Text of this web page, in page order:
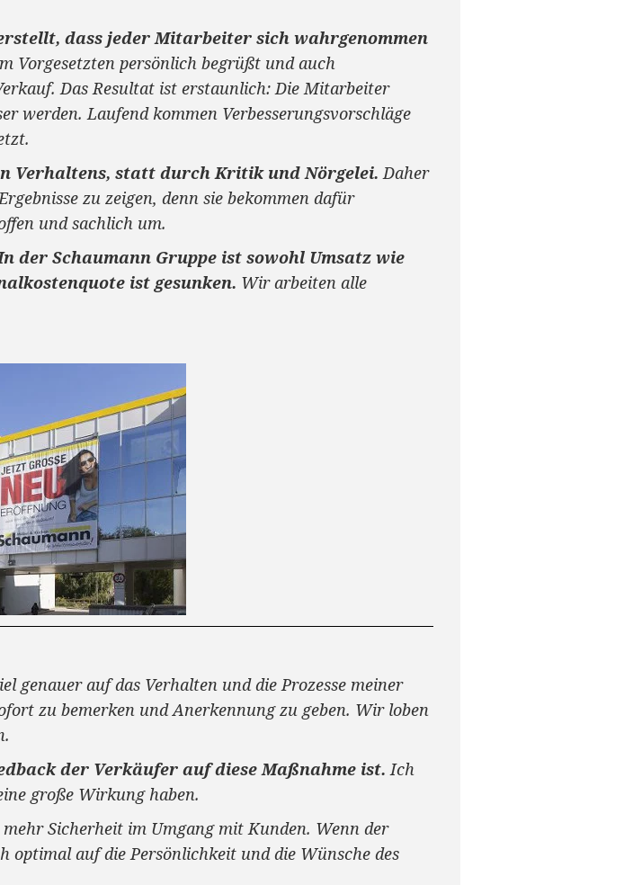
dass jeder Mitarbeiter sich wahrgenommen
Vorgesetzten persönlich begrüßt und auch
Das Resultat ist erstaunlich: Die Mitarbeiter
werden. Laufend kommen Verbesserungsvorschläge
Verhaltens, statt durch Kritik und Nörgelei. Daher
zu zeigen, denn sie bekommen dafür
und sachlich um.
Schaumann Gruppe ist sowohl Umsatz wie
ist gesunken. Wir arbeiten alle
genauer auf das Verhalten und die Prozesse meiner
zu bemerken und Anerkennung zu geben. Wir loben
der Verkäufer auf diese Maßnahme ist. Ich
große Wirkung haben.
Sicherheit im Umgang mit Kunden. Wenn der
optimal auf die Persönlichkeit und die Wünsche des